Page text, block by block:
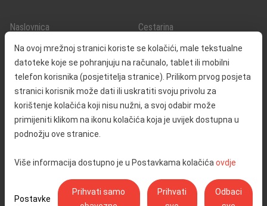
Na ovoj mrežnoj stranici koriste se kolačići, male tekstualne
datoteke koje se pohranjuju na računalo, tablet ili mobilni
telefon korisnika (posjetitelja stranice). Prilikom prvog posjeta
stranici korisnik može dati ili uskratiti svoju privolu za
korištenje kolačića koji nisu nužni, a svoj odabir može
primijeniti klikom na ikonu kolačića koja je uvijek dostupna u
podnožju ove stranice.
Više informacija dostupno je u Postavkama kolačića ovdje
Postavke
Prihvati samo
Prihvati
Odbaci
Naslovnica
O nama
Kontakt
Cestarina
Promet i sigurnost
Servisne informacije
Reklamacija
Javna nabava
Odnosi s javnošću
Izjava o pristupačnosti
Postavke kolačića